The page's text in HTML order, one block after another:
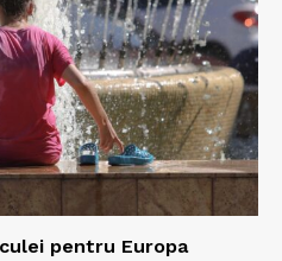
pentru Europa